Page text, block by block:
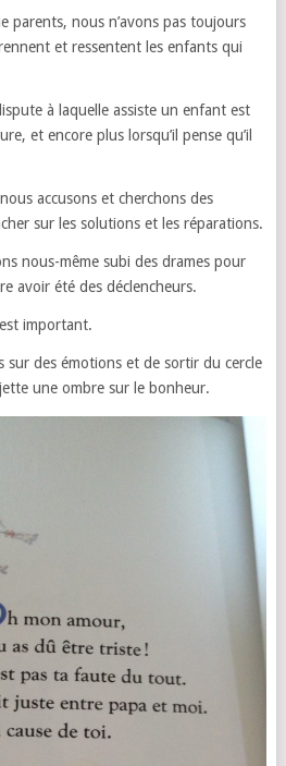
parents, nous n’avons pas toujours
et ressentent les enfants qui
à laquelle assiste un enfant est
et encore plus lorsqu’il pense qu’il
accusons et cherchons des
sur les solutions et les réparations.
nous-même subi des drames pour
avoir été des déclencheurs.
important.
sur des émotions et de sortir du cercle
une ombre sur le bonheur.